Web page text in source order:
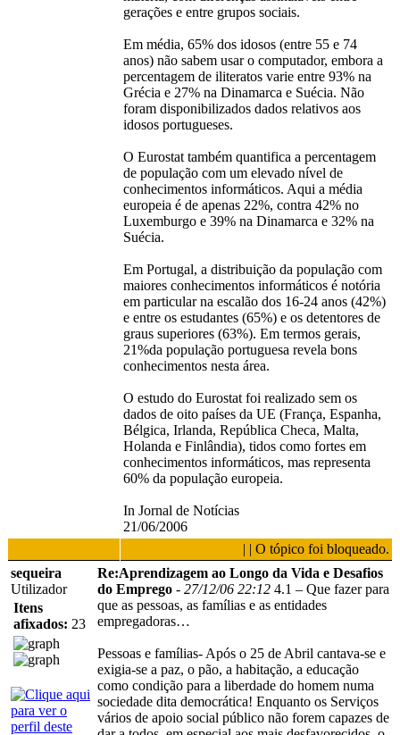
gerações e entre grupos sociais.
Em média, 65% dos idosos (entre 55 e 74
anos) não sabem usar o computador, embora a
percentagem de iliteratos varie entre 93% na
Grécia e 27% na Dinamarca e Suécia. Não
foram disponibilizados dados relativos aos
idosos portugueses.
O Eurostat também quantifica a percentagem
de população com um elevado nível de
conhecimentos informáticos. Aqui a média
europeia é de apenas 22%, contra 42% no
Luxemburgo e 39% na Dinamarca e 32% na
Suécia.
Em Portugal, a distribuição da população com
maiores conhecimentos informáticos é notória
em particular na escalão dos 16-24 anos (42%)
e entre os estudantes (65%) e os detentores de
graus superiores (63%). Em termos gerais,
21%da população portuguesa revela bons
conhecimentos nesta área.
O estudo do Eurostat foi realizado sem os
dados de oito países da UE (França, Espanha,
Bélgica, Irlanda, República Checa, Malta,
Holanda e Finlândia), tidos como fortes em
conhecimentos informáticos, mas representa
60% da população europeia.
In Jornal de Notícias
21/06/2006
| | O tópico foi bloqueado.
sequeira
Utilizador
Itens
afixados: 23
Re:Aprendizagem ao Longo da Vida e Desafios
do Emprego - 27/12/06 22:12 4.1 – Que fazer para
que as pessoas, as famílias e as entidades
empregadoras…
Pessoas e famílias- Após o 25 de Abril cantava-se e
exigia-se a paz, o pão, a habitação, a educação
como condição para a liberdade do homem numa
sociedade dita democrática! Enquanto os Serviços
vários de apoio social público não forem capazes de